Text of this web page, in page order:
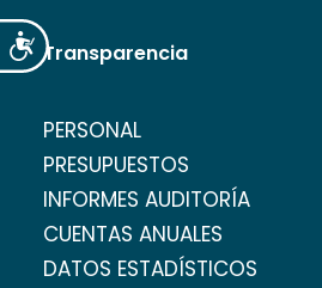
Accesibilidad
Transparencia
PERSONAL
PRESUPUESTOS
INFORMES AUDITORÍA
CUENTAS ANUALES
DATOS ESTADÍSTICOS